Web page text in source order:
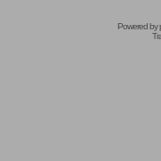
Powered by